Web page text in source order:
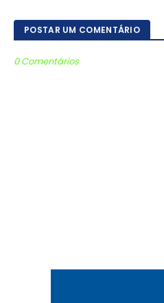
POSTAR UM COMENTÁRIO
0 Comentários